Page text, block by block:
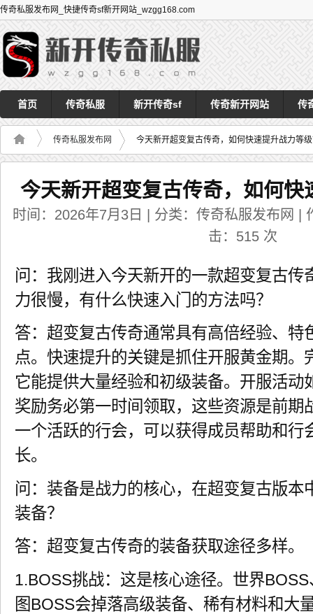
传奇私服发布网_快捷传奇sf新开网站_wzgg168.com
首页 传奇私服 新开传奇sf 传奇新开网站 传
传奇私服发布网 今天新开超变复古传奇，如何快速提升战力等
今天新开超变复古传奇，如何快
时间：2026年7月3日 | 分类：传奇私服发布网 |
击： 515 次
问：我刚进入今天新开的一款超变复古传
力很慢，有什么快速入门的方法吗？
答：超变复古传奇通常具有高倍经验、特
点。快速提升的关键是抓住开服黄金期。
它能提供大量经验和初级装备。开服活动
奖励务必第一时间领取，这些资源是前期
一个活跃的行会，可以获得成员帮助和行
长。
问：装备是战力的核心，在超变复古版本
装备？
答：超变复古传奇的装备获取途径多样。
1.BOSS挑战：这是核心途径。世界
图BOSS会掉落高级装备、稀有材料和大